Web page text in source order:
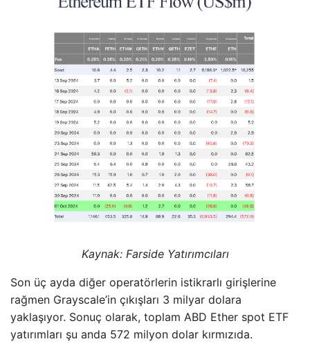
Kaynak: Farside Yatırımcıları
Son üç ayda diğer operatörlerin istikrarlı girişlerine
rağmen Grayscale’in çıkışları 3 milyar dolara
yaklaşıyor. Sonuç olarak, toplam ABD Ether spot ETF
yatırımları şu anda 572 milyon dolar kırmızıda.